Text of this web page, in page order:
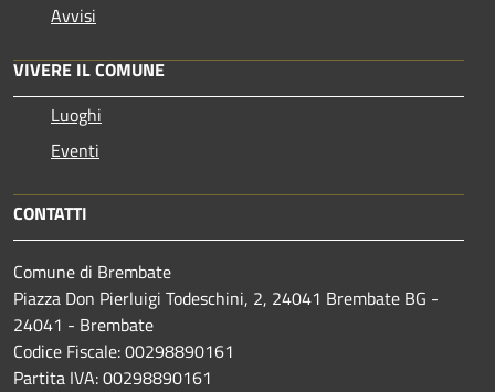
Avvisi
VIVERE IL COMUNE
Luoghi
Eventi
CONTATTI
Comune di Brembate
Piazza Don Pierluigi Todeschini, 2, 24041 Brembate BG -
24041 - Brembate
Codice Fiscale: 00298890161
Partita IVA: 00298890161